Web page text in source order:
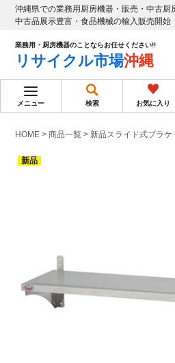
沖縄県での業務用厨房機器・販売・中古厨
中古品展示豊富・食品機械の輸入販売開始
業務用・厨房機器のことならお任せください!!
リサイクル市場沖縄
メニュー 検索 お気に入り
HOME >商品一覧 > 新品スライド式ブラ
新品